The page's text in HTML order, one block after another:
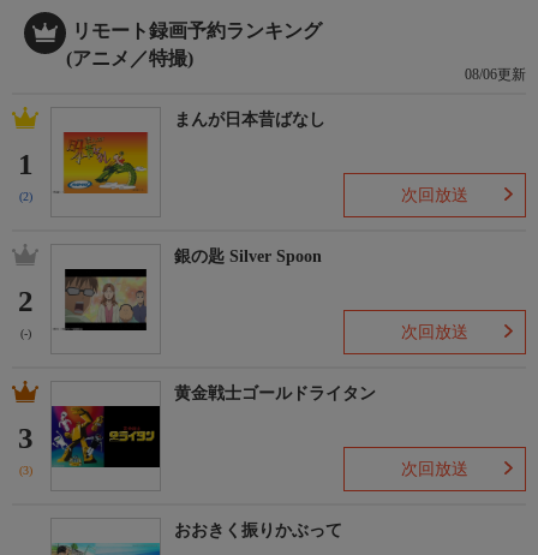
リモート録画予約ランキング
(アニメ／特撮)
08/06更新
1
(2)
まんが日本昔ばなし
次回放送
2
(-)
銀の匙 Silver Spoon
次回放送
3
(3)
黄金戦士ゴールドライタン
次回放送
おおきく振りかぶって